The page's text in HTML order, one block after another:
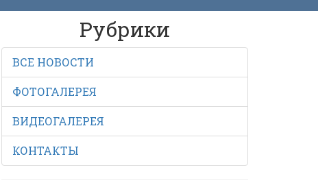
Рубрики
ВСЕ НОВОСТИ
ФОТОГАЛЕРЕЯ
ВИДЕОГАЛЕРЕЯ
КОНТАКТЫ